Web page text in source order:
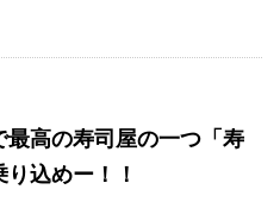
最高の寿司屋の一つ「寿
込めー！！